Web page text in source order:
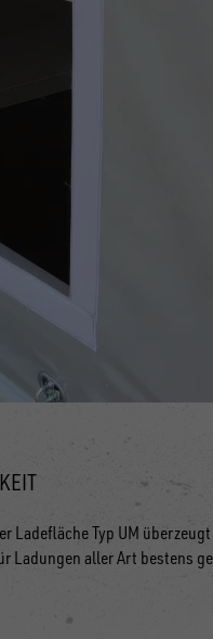
Ladefläche Typ UM
Ladungen aller Art bestens